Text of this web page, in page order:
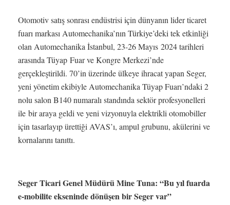
Otomotiv satış sonrası endüstrisi için dünyanın lider ticaret
fuarı markası Automechanika’nın Türkiye’deki tek etkinliği
olan Automechanika İstanbul, 23-26 Mayıs 2024 tarihleri
arasında Tüyap Fuar ve Kongre Merkezi’nde
gerçekleştirildi. 70’in üzerinde ülkeye ihracat yapan Seger,
yeni yönetim ekibiyle Automechanika Tüyap Fuarı’ndaki 2
nolu salon B140 numaralı standında sektör profesyonelleri
ile bir araya geldi ve yeni vizyonuyla elektrikli otomobiller
için tasarlayıp ürettiği AVAS’ı, ampul grubunu, akülerini ve
kornalarını tanıttı.
Seger Ticari Genel Müdürü Mine Tuna: “Bu yıl fuarda
e-mobilite ekseninde dönüşen bir Seger var”